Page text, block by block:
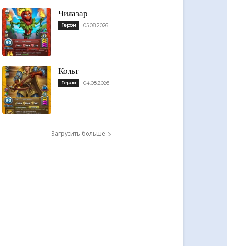
Чилазар
Герои 05.08.2026
Кольт
Герои 04.08.2026
Загрузить больше